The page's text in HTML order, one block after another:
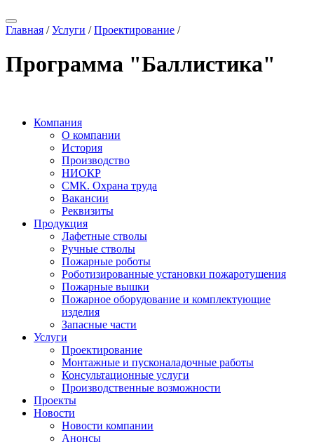
Главная /Услуги /Проектирование /
Программа "Баллистика"
Компания
О компании
История
Производство
НИОКР
СМК. Охрана труда
Вакансии
Реквизиты
Продукция
Лафетные стволы
Ручные стволы
Пожарные роботы
Роботизированные установки пожаротушения
Пожарные вышки
Пожарное оборудование и комплектующие
изделия
Запасные части
Услуги
Проектирование
Монтажные и пусконаладочные работы
Консультационные услуги
Производственные возможности
Проекты
Новости
Новости компании
Анонсы